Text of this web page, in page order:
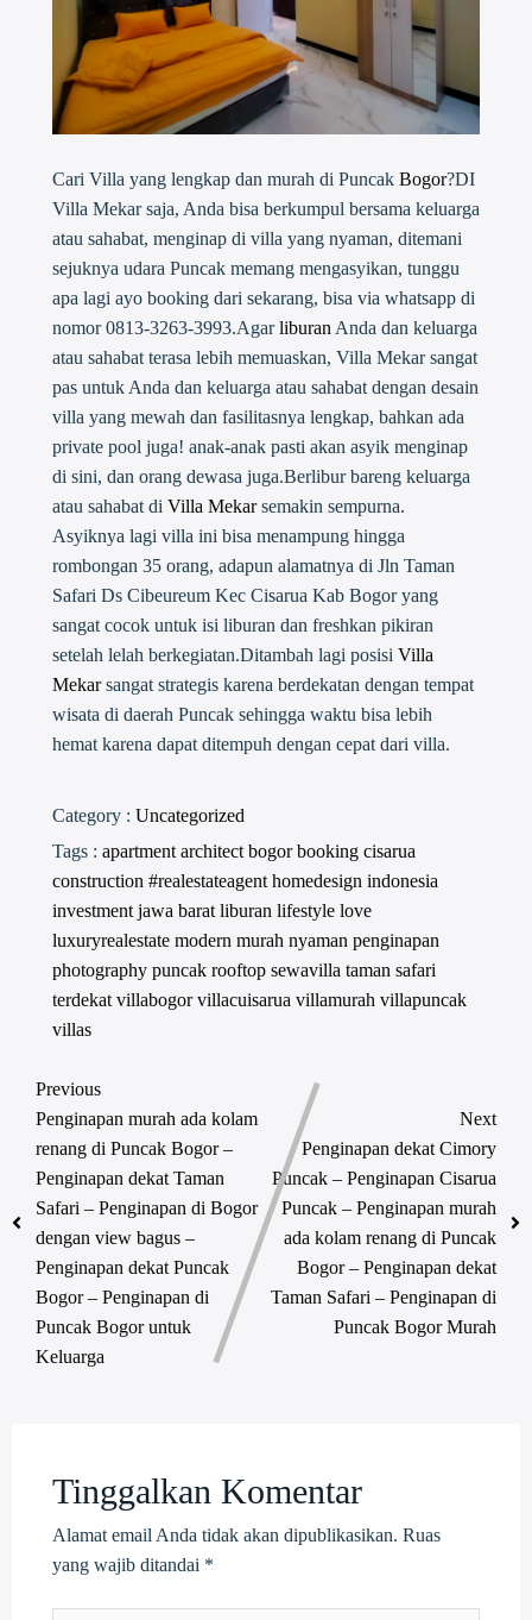
Cari Villa yang lengkap dan murah di Puncak Bogor?DI
Villa Mekar saja, Anda bisa berkumpul bersama keluarga
atau sahabat, menginap di villa yang nyaman, ditemani
sejuknya udara Puncak memang mengasyikan, tunggu
apa lagi ayo booking dari sekarang, bisa via whatsapp di
nomor 0813-3263-3993.Agarliburan Anda dan keluarga
atau sahabat terasa lebih memuaskan, Villa Mekar sangat
pas untuk Anda dan keluarga atau sahabat dengan desain
villa yang mewah dan fasilitasnya lengkap, bahkan ada
private pool juga! anak-anak pasti akan asyik menginap
di sini, dan orang dewasa juga.Berlibur bareng keluarga
atau sahabat di Villa Mekarsemakin sempurna.
Asyiknya lagi villa ini bisa menampung hingga
rombongan 35 orang, adapun alamatnya di Jln Taman
Safari Ds Cibeureum Kec Cisarua Kab Bogor yang
sangat cocok untuk isi liburan dan freshkan pikiran
setelah lelah berkegiatan.Ditambah lagi posisi Villa
Mekarsangat strategis karena berdekatan dengan tempat
wisata di daerah Puncak sehingga waktu bisa lebih
hemat karena dapat ditempuh dengan cepat dari villa.
Category : Uncategorized
Tags : apartment architect bogorbooking cisarua
construction #realestateagent homedesign indonesia
investment jawa barat liburan lifestyle love
luxuryrealestate modern murah nyaman penginapan
photography puncak rooftop sewavilla taman safari
terdekat villabogorvillacuisarua villamurah villapuncak
villas
Previous
Penginapan murah ada kolam
renang di Puncak Bogor –
Penginapan dekat Taman
Safari – Penginapan di Bogor
dengan view bagus –
Penginapan dekat Puncak
Bogor – Penginapan di
Puncak Bogor untuk
Keluarga
Next
Penginapan dekat Cimory
Puncak – Penginapan Cisarua
Puncak – Penginapan murah
ada kolam renang di Puncak
Bogor – Penginapan dekat
Taman Safari – Penginapan di
Puncak Bogor Murah
Tinggalkan Komentar
Alamat email Anda tidak akan dipublikasikan. Ruas
yang wajib ditandai *